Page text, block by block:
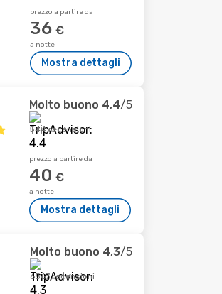
prezzo a partire da
36 €
a notte
Mostra dettagli
Molto buono 4,4/5
544 recensioni
prezzo a partire da
40 €
a notte
Mostra dettagli
Molto buono 4,3/5
6567 recensioni